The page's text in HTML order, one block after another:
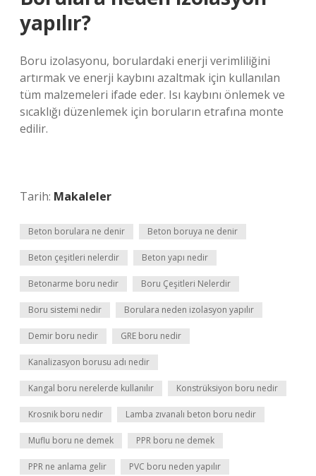
yapılır?
Boru izolasyonu, borulardaki enerji verimliliğini
artırmak ve enerji kaybını azaltmak için kullanılan
tüm malzemeleri ifade eder. Isı kaybını önlemek ve
sıcaklığı düzenlemek için boruların etrafına monte
edilir.
Tarih: Makaleler
Beton borulara ne denir Beton boruya ne denir
Beton çeşitleri nelerdir Beton yapı nedir
Betonarme boru nedir Boru Çeşitleri Nelerdir
Boru sistemi nedir Borulara neden izolasyon yapılır
Demir boru nedir GRE boru nedir
Kanalizasyon borusu adı nedir
Kangal boru nerelerde kullanılır Konstrüksiyon boru nedir
Krosnik boru nedir Lamba zıvanalı beton boru nedir
Muflu boru ne demek PPR boru ne demek
PPR ne anlama gelir PVC boru neden yapılır